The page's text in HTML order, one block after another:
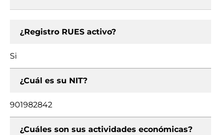
¿Registro RUES activo?
Si
¿Cuál es su NIT?
901982842
¿Cuáles son sus actividades económicas?